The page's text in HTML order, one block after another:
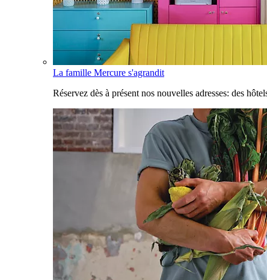
La famille Mercure s'agrandit
Réservez dès à présent nos nouvelles adresses: des